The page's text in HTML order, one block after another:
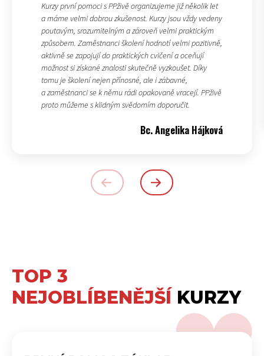
Kurzy první pomoci s PPživě organizujeme již několik let
a máme velmi dobrou zkušenost. Kurzy jsou vždy vedeny
poutavým, srozumitelným a zároveň velmi praktickým
způsobem. Zaměstnanci školení hodnotí velmi pozitivně,
aktivně se zapojují do praktických cvičení a oceňují
možnost si získané znalosti skutečně vyzkoušet. Díky
tomu je školení nejen přínosné, ale i zábavné,
a zaměstnanci se k němu rádi opakovaně vracejí. PPživě
proto můžeme s klidným svědomím doporučit.
Bc. Angelika Hájková
TOP 3
NEJOBLÍBENĚJŠÍ KURZY